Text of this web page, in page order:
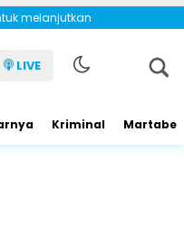
melanjutkan
LIVE
Kriminal Martabe